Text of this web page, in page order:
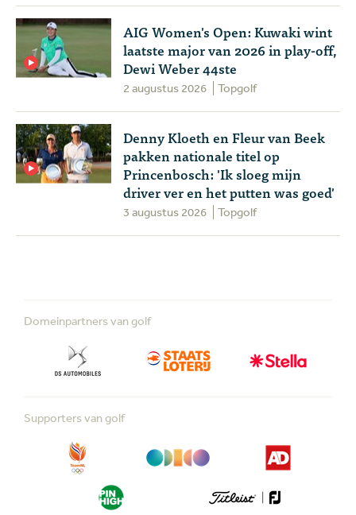
AIG Women's Open: Kuwaki wint
laatste major van 2026 in play-off,
Dewi Weber 44ste
2 augustus 2026 Topgolf
Denny Kloeth en Fleur van Beek
pakken nationale titel op
Princenbosch: 'Ik sloeg mijn
driver ver en het putten was goed'
3 augustus 2026 Topgolf
Domeinpartners van golf
Supporters van golf